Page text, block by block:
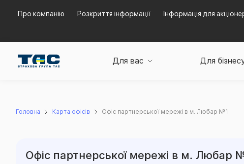
Про компанію Розкриття інформації Інформація для
Для вас Для
Головна Карта офісів Офіс партнерської мережі в м. Любар №1
Офіс партнерської мережі в м. Любар